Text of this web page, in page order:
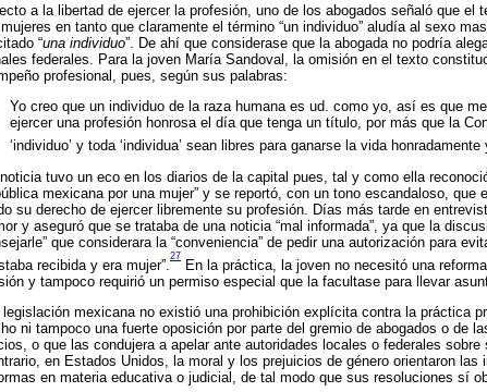
a la libertad de ejercer la profesión, uno de los abogados señaló que
en tanto que claramente el término “un individuo” aludía al sexo
“una individuo”. De ahí que considerase que la abogada no podría
federales. Para la joven María Sandoval, la omisión en el texto
profesional, pues, según sus palabras:
Yo creo que un individuo de la raza humana es ud. como yo, así es que
ejercer una profesión honrosa el día que tenga un título, por más que la
‘individuo’ y toda ‘individua’ sean libres para ganarse la vida
tuvo un eco en los diarios de la capital pues, tal y como ella
mexicana por una mujer” y se reportó, con un tono escandaloso,
su derecho de ejercer libremente su profesión. Días más tarde en
y aseguró que se trataba de una noticia “mal informada”, ya que la
que considerara la “conveniencia” de pedir una autorización para
recibida y era mujer”.
27
En la práctica, la joven no necesitó una
y tampoco requirió un permiso especial que la facultase para llevar
legislación mexicana no existió una prohibición explícita contra la práctica
ni tampoco una fuerte oposición por parte del gremio de abogados o de
o que las condujera a apelar ante autoridades locales o federales
en Estados Unidos, la moral y los prejuicios de género orientaron las
en materia educativa o judicial, de tal modo que sus resoluciones sí